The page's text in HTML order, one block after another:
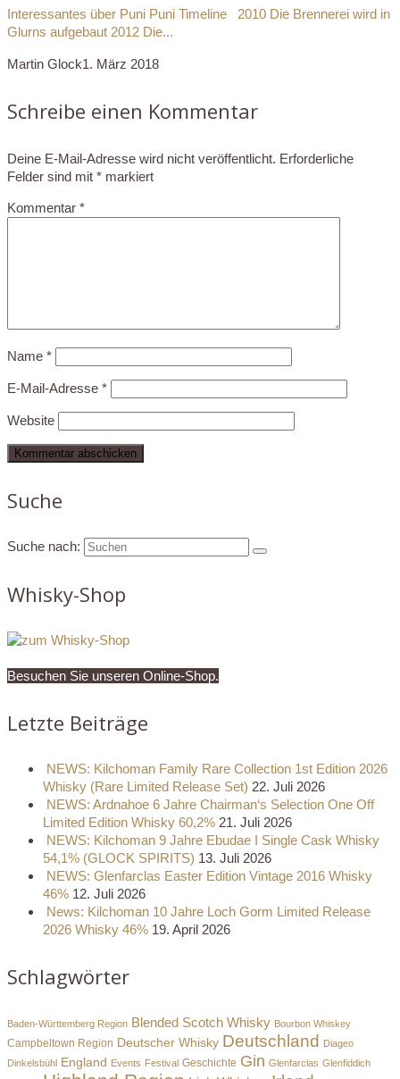
Interessantes über Puni Puni Timeline 2010 Die Brennerei wird in
Glurns aufgebaut 2012 Die...
Martin Glock1. März 2018
Schreibe einen Kommentar
Deine E-Mail-Adresse wird nicht veröffentlicht. Erforderliche
Felder sind mit * markiert
Kommentar *
Name *
E-Mail-Adresse *
Website
Suche
Suche nach:
Whisky-Shop
Besuchen Sie unseren Online-Shop.
Letzte Beiträge
NEWS: Kilchoman Family Rare Collection 1st Edition 2026
Whisky (Rare Limited Release Set) 22. Juli 2026
NEWS: Ardnahoe 6 Jahre Chairman‘s Selection One Off
Limited Edition Whisky 60,2% 21. Juli 2026
NEWS: Kilchoman 9 Jahre Ebudae I Single Cask Whisky
54,1% (GLOCK SPIRITS) 13. Juli 2026
NEWS: Glenfarclas Easter Edition Vintage 2016 Whisky
46% 12. Juli 2026
News: Kilchoman 10 Jahre Loch Gorm Limited Release
2026 Whisky 46% 19. April 2026
Schlagwörter
Baden-Württemberg Region Blended Scotch Whisky Bourbon Whiskey
Campbeltown Region Deutscher Whisky Deutschland Diageo
Dinkelsbühl England Events Festival Geschichte Gin Glenfarclas Glenfiddich